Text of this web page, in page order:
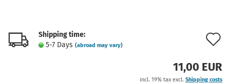
Shipping time:
5-7 Days (abroad may vary)
11,00 EUR
incl. 19% tax excl. Shipping costs